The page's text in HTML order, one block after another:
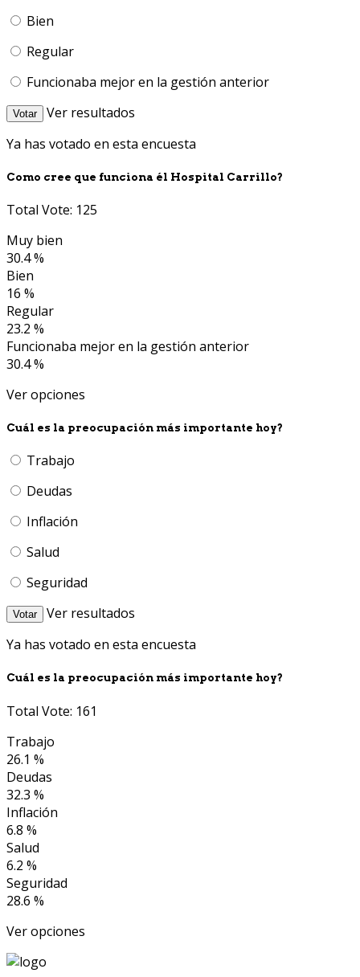
Bien
Regular
Funcionaba mejor en la gestión anterior
Votar
Ver resultados
Ya has votado en esta encuesta
Como cree que funciona él Hospital Carrillo?
Total Vote: 125
Muy bien
30.4 %
Bien
16 %
Regular
23.2 %
Funcionaba mejor en la gestión anterior
30.4 %
Ver opciones
Cuál es la preocupación más importante hoy?
Trabajo
Deudas
Inflación
Salud
Seguridad
Votar
Ver resultados
Ya has votado en esta encuesta
Cuál es la preocupación más importante hoy?
Total Vote: 161
Trabajo
26.1 %
Deudas
32.3 %
Inflación
6.8 %
Salud
6.2 %
Seguridad
28.6 %
Ver opciones